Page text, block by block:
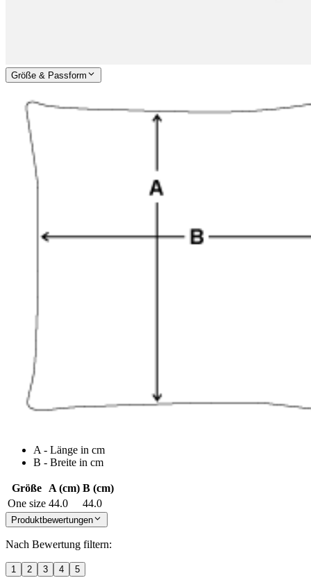
Größe & Passform
A - Länge in cm
B - Breite in cm
Größe A (cm) B (cm)
One size 44.0 44.0
Produktbewertungen
Nach Bewertung filtern:
1 2 3 4 5